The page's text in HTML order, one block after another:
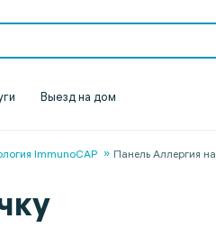
Выезд на дом
ImmunoCAP Панель Аллергия на